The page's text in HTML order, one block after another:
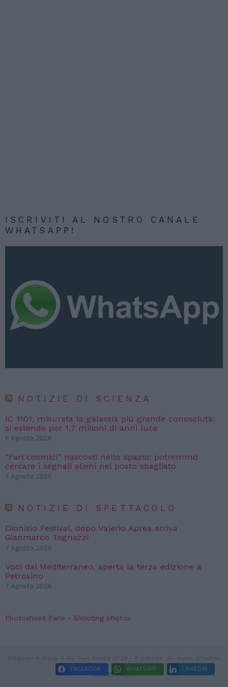
ISCRIVITI AL NOSTRO CANALE
WHATSAPP!
NOTIZIE DI SCIENZA
IC 1101, misurata la galassia più grande conosciuta:
si estende per 1,7 milioni di anni luce
6 Agosto 2026
“Fari cosmici” nascosti nello spazio: potremmo
cercare i segnali alieni nel posto sbagliato
4 Agosto 2026
NOTIZIE DI SPETTACOLO
Dionisio Festival, dopo Valerio Aprea arriva
Gianmarco Tognazzi
7 Agosto 2026
Voci dal Mediterraneo, aperta la terza edizione a
Petrosino
7 Agosto 2026
Photoshoot Paris - Shooting photos
PRIVACY POLICY
FACEBOOK WHATSAPP LINKEDIN